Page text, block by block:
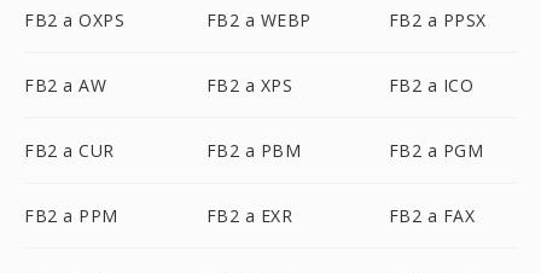
FB2 a OXPS FB2 a WEBP FB2 a PPSX
FB2 a AW FB2 a XPS FB2 a ICO
FB2 a CUR FB2 a PBM FB2 a PGM
FB2 a PPM FB2 a EXR FB2 a FAX